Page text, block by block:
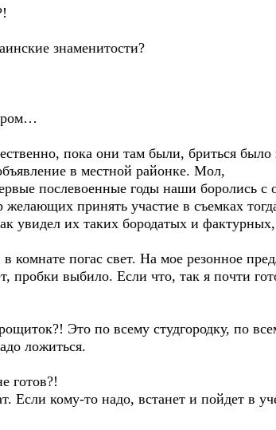
знаменитости?
пока они там были, бриться
в местной районке. Мол,
послевоенные годы наши боролись с
принять участие в съемках
увидел их таких бородатых и
погас свет. На мое резонное
пробки выбило. Если что, так я почти
Это по всему студгородку, по
ложиться.
готов?!
Если кому-то надо, встанет и пойдет в